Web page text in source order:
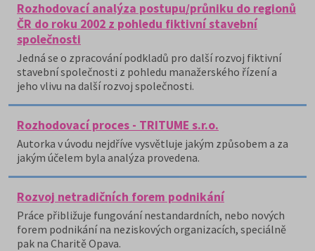
Rozhodovací analýza postupu/průniku do regionů
ČR do roku 2002 z pohledu fiktivní stavební
společnosti
Jedná se o zpracování podkladů pro další rozvoj fiktivní
stavební společnosti z pohledu manažerského řízení a
jeho vlivu na další rozvoj společnosti.
Rozhodovací proces - TRITUME s.r.o.
Autorka v úvodu nejdříve vysvětluje jakým způsobem a za
jakým účelem byla analýza provedena.
Rozvoj netradičních forem podnikání
Práce přibližuje fungování nestandardních, nebo nových
forem podnikání na neziskových organizacích, speciálně
pak na Charitě Opava.